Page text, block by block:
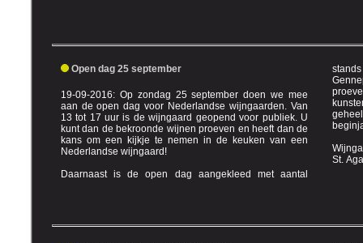
Open dag 25 september
19-09-2016: Op zondag 25 september doen we mee
aan de open dag voor Nederlandse wijngaarden. Van
13 tot 17 uur is de wijngaard geopend voor publiek. U
kunt dan de bekroonde wijnen proeven en heeft dan de
kans om een kijkje te nemen in de keuken van een
Nederlandse wijngaard!
Daarnaast is de open dag aangekleed met aantal
stands waar u onder
Gennep en
proeven.
St.